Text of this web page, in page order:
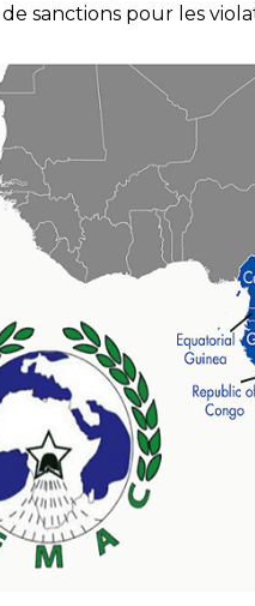
sanctions pour les